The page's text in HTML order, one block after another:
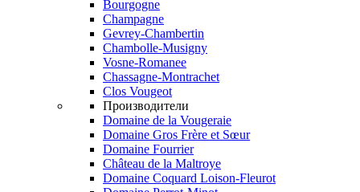
Bourgogne
Champagne
Gevrey-Chambertin
Chambolle-Musigny
Vosne-Romanee
Chassagne-Montrachet
Clos Vougeot
Производители
Domaine de la Vougeraie
Domaine Gros Frère et Sœur
Domaine Fourrier
Château de la Maltroye
Domaine Coquard Loison-Fleurot